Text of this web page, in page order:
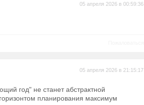
05 апреля 2026 в 00:59:36
05 апреля 2026 в 21:15:17
год" не станет абстрактной
планирования максимум